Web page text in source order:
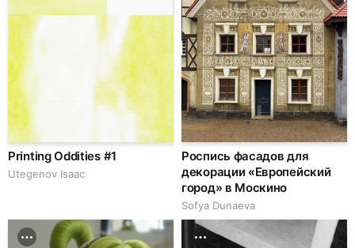
Printing Oddities #1
Utegenov Isaac
Роспись фасадов для
декорации «Европейский
город» в Москино
Sofya Dunaeva